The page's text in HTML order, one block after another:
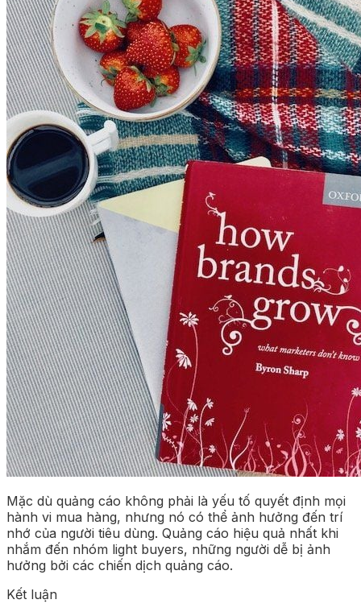
Mặc dù quảng cáo không phải là yếu tố quyết định mọi
hành vi mua hàng, nhưng nó có thể ảnh hưởng đến trí
nhớ của người tiêu dùng. Quảng cáo hiệu quả nhất khi
nhắm đến nhóm light buyers, những người dễ bị ảnh
hưởng bởi các chiến dịch quảng cáo.
Kết luận